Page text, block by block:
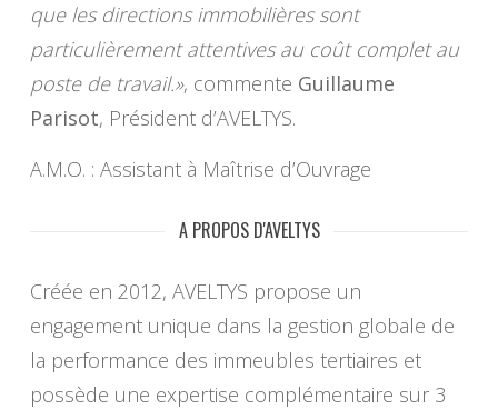
que les directions immobilières sont
particulièrement attentives au coût complet au
poste de travail.», commente Guillaume
Parisot, Président d’AVELTYS.
A.M.O. : Assistant à Maîtrise d’Ouvrage
A PROPOS D'AVELTYS
Créée en 2012, AVELTYS propose un
engagement unique dans la gestion globale de
la performance des immeubles tertiaires et
possède une expertise complémentaire sur 3